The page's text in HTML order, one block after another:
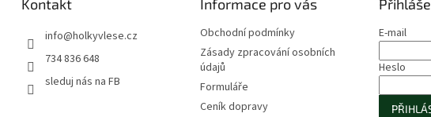
Kontakt
info@holkyvlese.cz
734 836 648
sleduj nás na FB
Informace pro vás
Obchodní podmínky
Zásady zpracování osobních
údajů
Formuláře
Ceník dopravy
E-mail
Heslo